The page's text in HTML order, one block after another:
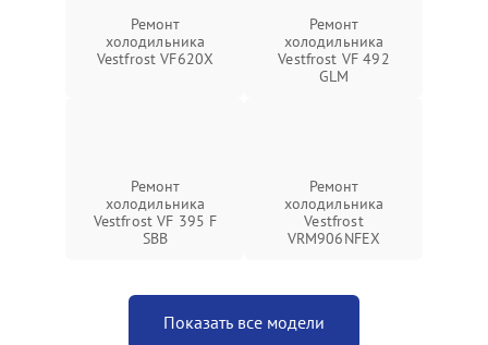
Ремонт
холодильника
Vestfrost VF620X
Ремонт
холодильника
Vestfrost VF 492
GLM
Ремонт
холодильника
Vestfrost VF 395 F
SBB
Ремонт
холодильника
Vestfrost
VRM906NFEX
Показать все модели